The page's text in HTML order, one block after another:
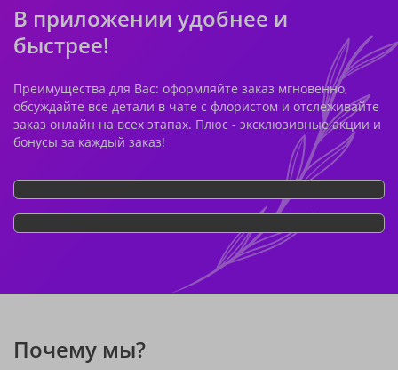
В приложении удобнее и
быстрее!
Преимущества для Вас: оформляйте заказ мгновенно,
обсуждайте все детали в чате с флористом и отслеживайте
заказ онлайн на всех этапах. Плюс - эксклюзивные акции и
бонусы за каждый заказ!
Почему мы?